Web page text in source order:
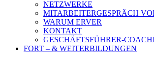
NETZWERKE
MITARBEITERGESPRÄCH
WARUM ERVER
KONTAKT
GESCHÄFTSFÜHRER-
FORT – & WEITERBILDUNGEN